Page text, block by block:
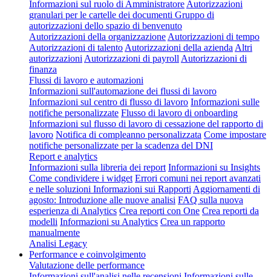
Informazioni sul ruolo di Amministratore Autorizzazioni
granulari per le cartelle dei documenti Gruppo di
autorizzazioni dello spazio di benvenuto
Autorizzazioni della organizzazione Autorizzazioni di tempo
Autorizzazioni di talento Autorizzazioni della azienda Altri
autorizzazioni Autorizzazioni di payroll Autorizzazioni di
finanza
Flussi di lavoro e automazioni
Informazioni sull'automazione dei flussi di lavoro
Informazioni sul centro di flusso di lavoro Informazioni sulle
notifiche personalizzate Flusso di lavoro di onboarding
Informazioni sul flusso di lavoro di cessazione del rapporto di
lavoro Notifica di compleanno personalizzata Come impostare
notifiche personalizzate per la scadenza del DNI
Report e analytics
Informazioni sulla libreria dei report Informazioni su Insights
Come condividere i widget Errori comuni nei report avanzati
e nelle soluzioni Informazioni sui Rapporti Aggiornamenti di
agosto: Introduzione alle nuove analisi FAQ sulla nuova
esperienza di Analytics Crea reporti con One Crea reporti da
modelli Informazioni su Analytics Crea un rapporto
manualmente
Analisi Legacy
Performance e coinvolgimento
Valutazione delle performance